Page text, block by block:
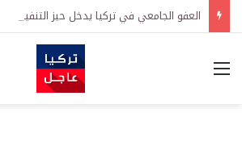
العفو الجامعي في تركيا يدخل حيز التنفيذ رسمياً
القائمة